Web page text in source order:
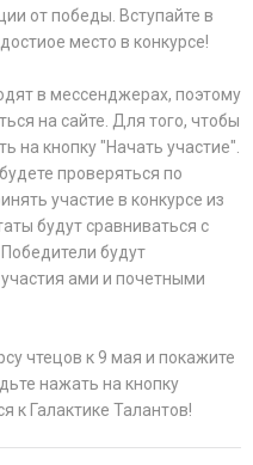
от победы. Вступайте в
место в конкурсе!
в мессенджерах, поэтому
на сайте. Для того, чтобы
на кнопку "Начать участие".
проверяться по
участие в конкурсе из
будут сравниваться с
будут
ами и почетными
чтецов к 9 мая и покажите
нажать на кнопку
к Галактике Талантов!